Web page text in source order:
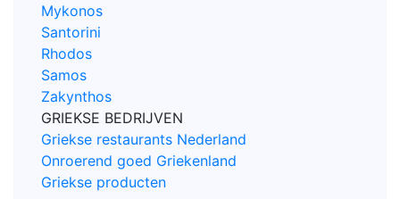
Mykonos
Santorini
Rhodos
Samos
Zakynthos
GRIEKSE BEDRIJVEN
Griekse restaurants Nederland
Onroerend goed Griekenland
Griekse producten